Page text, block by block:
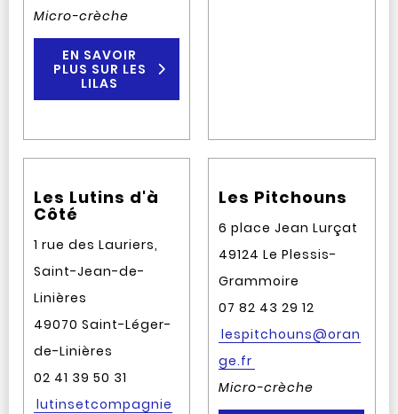
Micro-crèche
EN SAVOIR
PLUS SUR LES
LILAS
Les Lutins d'à
Côté
1 rue des Lauriers,
Saint-Jean-de-
Linières
49070 Saint-Léger-
de-Linières
02 41 39 50 31
lutinsetcompagnie
Les Pitchouns
6 place Jean Lurçat
49124 Le Plessis-
Grammoire
07 82 43 29 12
lespitchouns@oran
ge.fr
Micro-crèche